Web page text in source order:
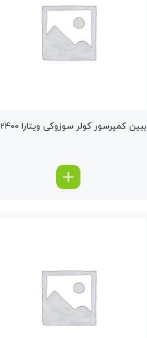
ببین كمپرسور كولر سوزوکی ویتارا 2400